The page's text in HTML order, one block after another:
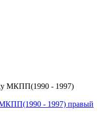
- 1997) правый